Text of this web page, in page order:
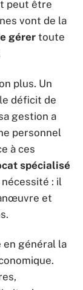
peut être
vont de la
gérertoute
plus. Un
déficit de
gestion a
personnel
à ces
spécialisé
: il
et
en général la